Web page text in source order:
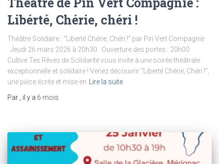
Libérté, Chérie, chéri !
Théâtre Solidaire : “Liberté Chérie, Chéri !” par Pin Vert Compagnie
Jeudi 26 mars 2026 à 20h30 Ouverture des portes : 20h00
Cultive Tes Rêves de Solidarité vous invite à une soirée théâtrale
exceptionnelle et solidaire ! Venez découvrir “Liberté Chérie, Chéri !”,
une pièce écrite et mise en
Lire la suite
Par
, il y a 6 mois